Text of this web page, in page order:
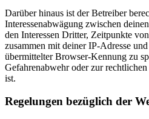
Darüber hinaus ist der Betreiber
Interessenabwägung zwischen
den Interessen Dritter, Zeitpunkte
zusammen mit deiner IP-Adresse
übermittelter Browser-Kennung zu
Gefahrenabwehr oder zur
ist.
Regelungen bezüglich der